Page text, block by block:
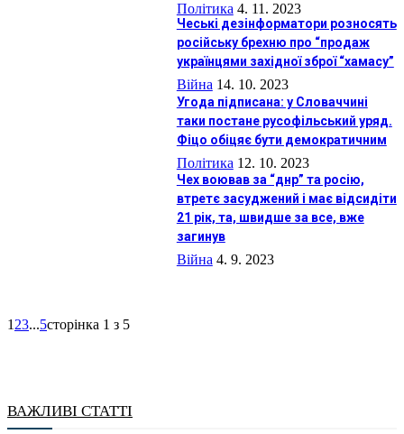
Політика 4. 11. 2023
Чеські дезінформатори розносять
російську брехню про “продаж
українцями західної зброї “хамасу”
Війна 14. 10. 2023
Угода підписана: у Словаччині
таки постане русофільський уряд.
Фіцо обіцяє бути демократичним
Політика 12. 10. 2023
Чех воював за “днр” та росію,
втретє засуджений і має відсидіти
21 рік, та, швидше за все, вже
загинув
Війна 4. 9. 2023
1 23...5сторінка 1 з 5
ВАЖЛИВІ СТАТТІ